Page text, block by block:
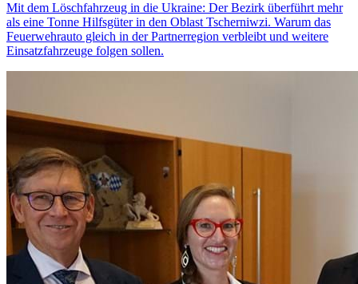
Mit dem Löschfahrzeug in die Ukraine: Der Bezirk überführt mehr
als eine Tonne Hilfsgüter in den Oblast Tscherniwzi. Warum das
Feuerwehrauto gleich in der Partnerregion verbleibt und weitere
Einsatzfahrzeuge folgen sollen.